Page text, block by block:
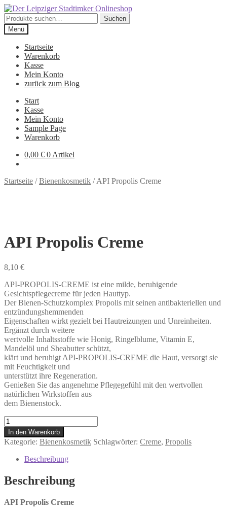
Zur
Navigation
springen
Zum
Inhalt
springen
Suche
nach:
Suchen
Menü
Startseite
Warenkorb
Kasse
Mein Konto
zurück zum Blog
Start
Kasse
Mein Konto
Sample Page
Warenkorb
0,00 € 0 Artikel
Startseite /Bienenkosmetik /API Propolis Creme
API Propolis Creme
8,10 €
API-PROPOLIS-CREME ist eine milde, beruhigende
Gesichtspflegecreme für jeden Hauttyp.
Der Bienen-Schutzkomplex Propolis mit seinen antibakteriellen und
entzündungshemmenden
Eigenschaften wirkt gezielt bei Hautreizungen und Unreinheiten.
Ergänzt durch weitere
wertvolle Inhaltsstoffe wie Honig, Ringelblume, Vitamin E,
Mandelöl und Sheabutter schützt,
klärt und beruhigt API-PROPOLIS-CREME die Haut, versorgt sie
mit Feuchtigkeit und
unterstützt ihre Regeneration.
Genießen Sie das angenehme Pflegegefühl mit den wertvollen
natürlichen Wirkstoffen aus
dem Bienenstock.
API
Propolis
Creme
Menge
In den Warenkorb
Kategorie: Bienenkosmetik Schlagwörter: Creme, Propolis
Beschreibung
Beschreibung
API Propolis Creme